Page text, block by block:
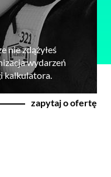
nie zdążyłeś
wydarzeń
kalkulatora.
zapytaj o ofertę